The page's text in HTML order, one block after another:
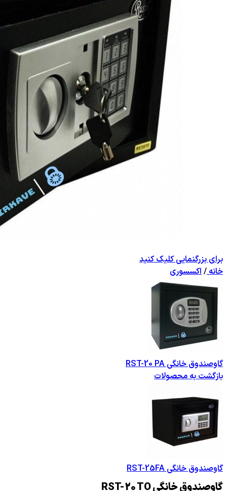
برای بزرگنمایی کلیک کنید
خانه/اکسسوری
گاوصندوق خانگی RST-20 PA
بازگشت به محصولات
گاوصندوق خانگی RST-25FA
گاوصندوق خانگی RST-20 TO